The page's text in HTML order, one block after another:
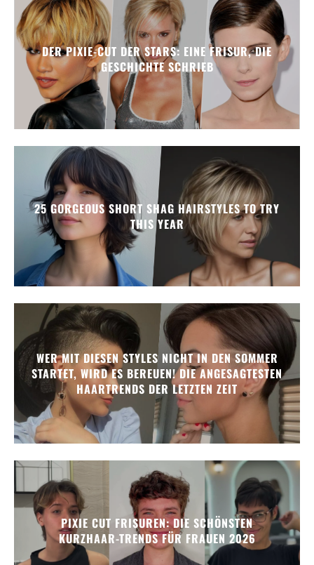
DER PIXIE-CUT DER STARS: EINE FRISUR, DIE
GESCHICHTE SCHRIEB
25 GORGEOUS SHORT SHAG HAIRSTYLES TO TRY
THIS YEAR
WER MIT DIESEN STYLES NICHT IN DEN SOMMER
STARTET, WIRD ES BEREUEN! DIE ANGESAGTESTEN
HAARTRENDS DER LETZTEN ZEIT
PIXIE CUT FRISUREN: DIE SCHÖNSTEN
KURZHAAR-TRENDS FÜR FRAUEN 2026